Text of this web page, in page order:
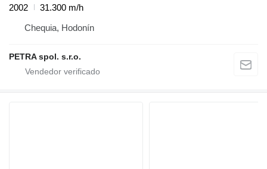
2002
31.300 m/h
Chequia, Hodonín
PETRA spol. s.r.o.